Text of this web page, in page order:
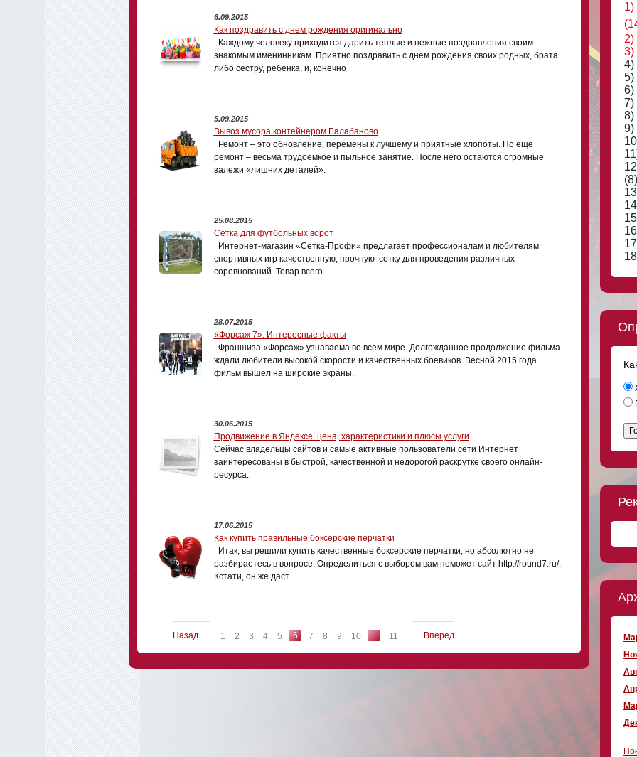
6.09.2015
Как поздравить с днем рождения оригинально
Каждому человеку приходится дарить теплые и нежные поздравления своим
знакомым именинникам. Приятно поздравить с днем рождения своих родных, брата
либо сестру, ребенка, и, конечно
5.09.2015
Вывоз мусора контейнером Балабаново
Ремонт – это обновление, перемены к лучшему и приятные хлопоты. Но еще
ремонт – весьма трудоемкое и пыльное занятие. После него остаются огромные
залежи «лишних деталей».
25.08.2015
Сетка для футбольных ворот
Интернет-магазин «Сетка-Профи» предлагает профессионалам и любителям
спортивных игр качественную, прочную сетку для проведения различных
соревнований. Товар всего
28.07.2015
«Форсаж 7». Интересные факты
Франшиза «Форсаж» узнаваема во всем мире. Долгожданное продолжение фильма
ждали любители высокой скорости и качественных боевиков. Весной 2015 года
фильм вышел на широкие экраны.
30.06.2015
Продвижение в Яндексе: цена, характеристики и плюсы услуги
Сейчас владельцы сайтов и самые активные пользователи сети Интернет
заинтересованы в быстрой, качественной и недорогой раскрутке своего онлайн-
ресурса.
17.06.2015
Как купить правильные боксерские перчатки
Итак, вы решили купить качественные боксерские перчатки, но абсолютно не
разбираетесь в вопросе. Определиться с выбором вам поможет сайт http://round7.ru/.
Кстати, он же даст
Назад 1 2 3 4 5 6 7 8 9 10 ... 11 Вперед
1)
2)
3)
4)
5)
6)
7)
8)
9)
(8)